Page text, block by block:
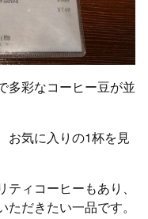
多彩なコーヒー豆が並
お気に入りの1杯を見
ィコーヒーもあり、
だきたい一品です。